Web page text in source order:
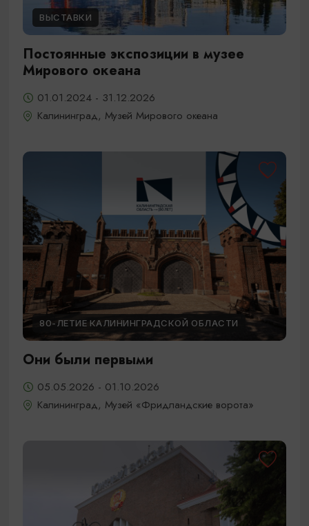
ВЫСТАВКИ
Постоянные экспозиции в музее
Мирового океана
01.01.2024 - 31.12.2026
Калининград, Музей Мирового океана
80-ЛЕТИЕ КАЛИНИНГРАДСКОЙ ОБЛАСТИ
Они были первыми
05.05.2026 - 01.10.2026
Калининград, Музей «Фридландские ворота»